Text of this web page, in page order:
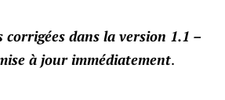
corrigées dans la version 1.1 –
à jour immédiatement.